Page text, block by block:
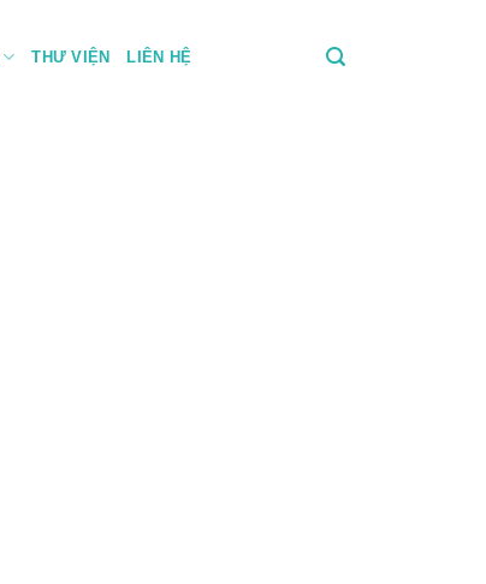
THƯ VIỆN LIÊN HỆ